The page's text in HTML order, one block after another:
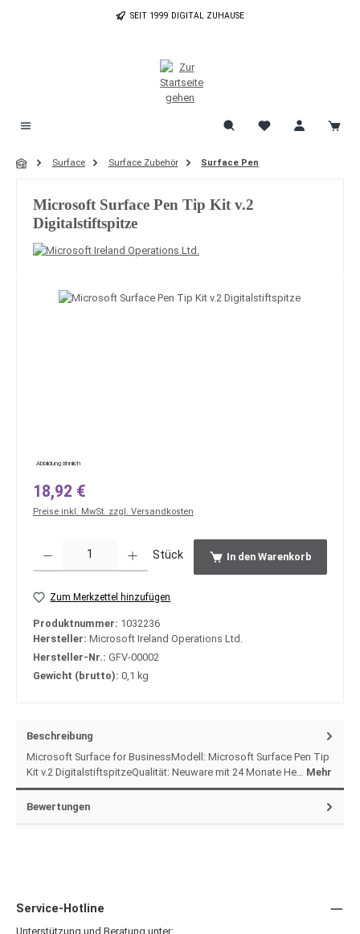
Zum Hauptinhalt springen SEIT 1999 DIGITAL ZUHAUSE
Surface Surface Zubehör Surface Pen
Microsoft Surface Pen Tip Kit v.2
Digitalstiftspitze
Bildergalerie überspringen
Abbildung ähnlich
Regulärer Preis:
18,92 €
Preise inkl. MwSt. zzgl. Versandkosten
Stück In den Warenkorb
Zum Merkzettel hinzufügen
Produktnummer: 1032236
Hersteller: Microsoft Ireland Operations Ltd.
Hersteller-Nr.: GFV-00002
Gewicht (brutto): 0,1 kg
Beschreibung
Microsoft Surface for BusinessModell: Microsoft Surface Pen Tip
Kit v.2 DigitalstiftspitzeQualität: Neuware mit 24 Monate He… Mehr
Bewertungen
Service-Hotline
Unterstützung und Beratung unter: